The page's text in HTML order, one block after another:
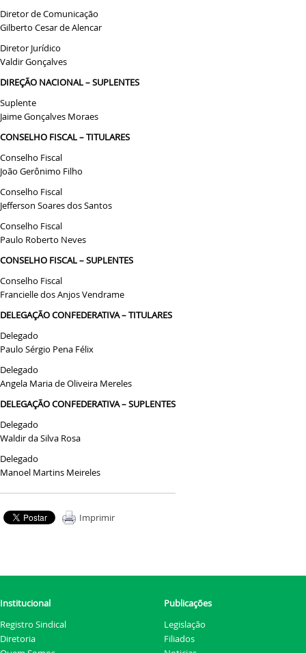
Diretor de Comunicação
Gilberto Cesar de Alencar
Diretor Jurídico
Valdir Gonçalves
DIREÇÃO NACIONAL – SUPLENTES
Suplente
Jaime Gonçalves Moraes
CONSELHO FISCAL – TITULARES
Conselho Fiscal
João Gerônimo Filho
Conselho Fiscal
Jefferson Soares dos Santos
Conselho Fiscal
Paulo Roberto Neves
CONSELHO FISCAL – SUPLENTES
Conselho Fiscal
Francielle dos Anjos Vendrame
DELEGAÇÃO CONFEDERATIVA – TITULARES
Delegado
Paulo Sérgio Pena Félix
Delegado
Angela Maria de Oliveira Mereles
DELEGAÇÃO CONFEDERATIVA – SUPLENTES
Delegado
Waldir da Silva Rosa
Delegado
Manoel Martins Meireles
Imprimir
Institucional
Registro Sindical
Diretoria
Publicações
Legislação
Filiados